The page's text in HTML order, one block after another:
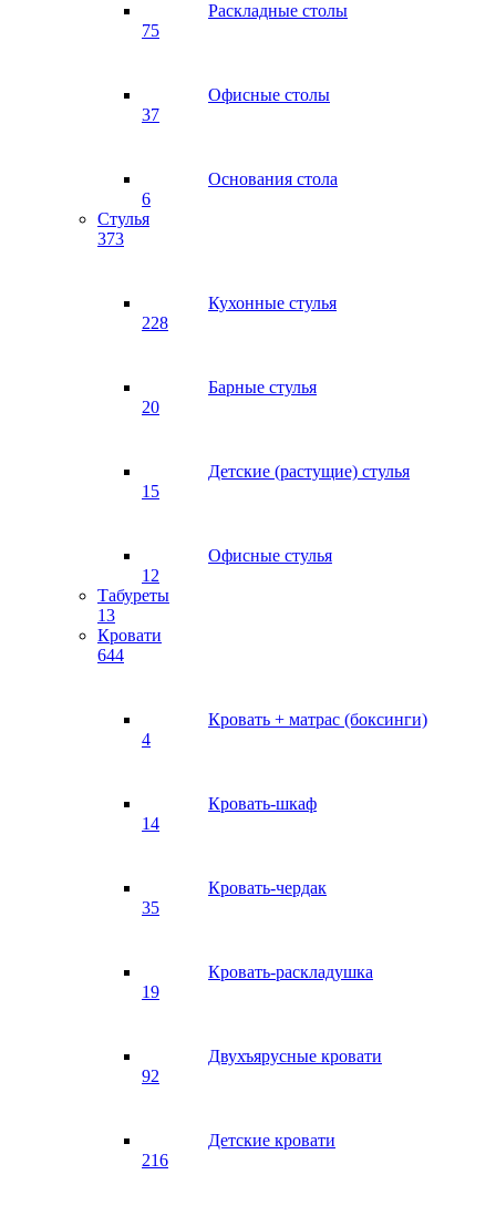
Раскладные столы
75
Офисные столы
37
Основания стола
6
Стулья
373
Кухонные стулья
228
Барные стулья
20
Детские (растущие) стулья
15
Офисные стулья
12
Табуреты
13
Кровати
644
Кровать + матрас (боксинги)
4
Кровать-шкаф
14
Кровать-чердак
35
Кровать-раскладушка
19
Двухъярусные кровати
92
Детские кровати
216